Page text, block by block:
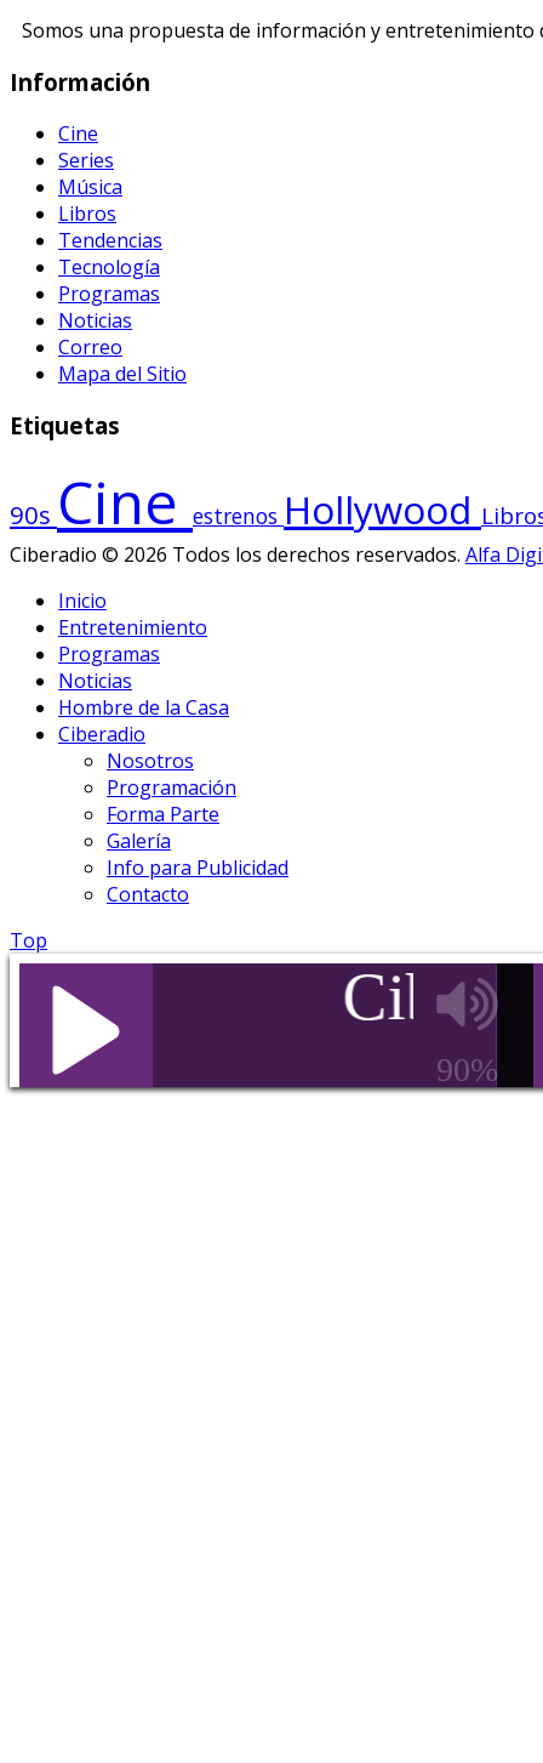
Somos una propuesta de información y
Información
Cine
Series
Música
Libros
Tendencias
Tecnología
Programas
Noticias
Correo
Mapa del Sitio
Etiquetas
90s Cine estrenos Hollywood
Ciberadio © 2026 Todos los derechos reservados. Alfa
Inicio
Entretenimiento
Programas
Noticias
Hombre de la Casa
Ciberadio
Nosotros
Programación
Forma Parte
Galería
Info para Publicidad
Contacto
Top